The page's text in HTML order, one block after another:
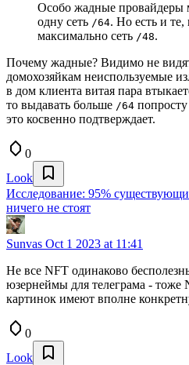
Особо жадные провайдеры
одну сеть /64. Но есть и
максимально сеть /48.
Почему жадные? Видимо не
домохозяйкам неиспользуемые
в дом клиента витая пара
то выдавать больше /64
это косвенно подтверждает.
0
Look
Исследование: 95%
ничего не стоят
Sunvas Oct 1 2023 at 11:41
Не все NFT одинаково
юзернеймы для телеграма - тоже
картинок имеют вполне
0
Look